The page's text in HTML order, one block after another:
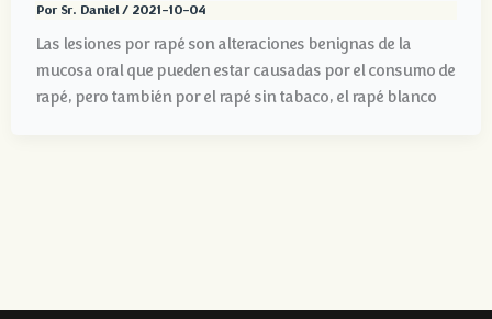
Por Sr. Daniel / 2021-10-04
Las lesiones por rapé son alteraciones benignas de la
mucosa oral que pueden estar causadas por el consumo de
rapé, pero también por el rapé sin tabaco, el rapé blanco